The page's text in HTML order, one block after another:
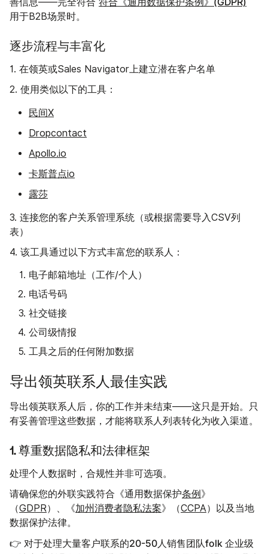
用于B2B场景时。
逐步流程与丰富化
1. 在领英或Sales Navigator上建立潜在客户名单
2. 使用类似以下的工具：
民间X
Dropcontact
Apollo.io
卡斯普点io
露莎
3. 连接您的客户关系管理系统（或根据需要导入CSV列
表）
4. 该工具通过以下方式丰富您的联系人：
电子邮箱地址（工作/个人）
电话号码
社交链接
公司级情报
工具之后的任何附加数据
导出领英联系人最佳实践
导出领英联系人后，你的工作并未结束——这只是开始。只
有妥善管理这些数据，才能将联系人列表转化为收入渠道。
1. 尊重数据隐私和法律框架
处理个人数据时，合规性并非可选项。
请确保您的外联实践符合《通用数据保护条例》
（GDPR）、《加州消费者隐私法案》（CCPA）以及当地
数据保护法律。
👉 对于处理大量客户联系的20-50人销售团队folk 企业级